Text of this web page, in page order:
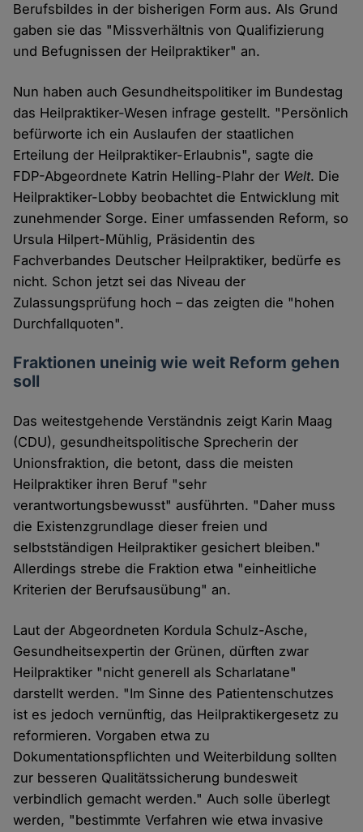
Berufsbildes in der bisherigen Form aus. Als Grund
gaben sie das "Missverhältnis von Qualifizierung
und Befugnissen der Heilpraktiker" an.
Nun haben auch Gesundheitspolitiker im Bundestag
das Heilpraktiker-Wesen infrage gestellt. "Persönlich
befürworte ich ein Auslaufen der staatlichen
Erteilung der Heilpraktiker-Erlaubnis", sagte die
FDP-Abgeordnete Katrin Helling-Plahr der Welt. Die
Heilpraktiker-Lobby beobachtet die Entwicklung mit
zunehmender Sorge. Einer umfassenden Reform, so
Ursula Hilpert-Mühlig, Präsidentin des
Fachverbandes Deutscher Heilpraktiker, bedürfe es
nicht. Schon jetzt sei das Niveau der
Zulassungsprüfung hoch – das zeigten die "hohen
Durchfallquoten".
Fraktionen uneinig wie weit Reform gehen
soll
Das weitestgehende Verständnis zeigt Karin Maag
(CDU), gesundheitspolitische Sprecherin der
Unionsfraktion, die betont, dass die meisten
Heilpraktiker ihren Beruf "sehr
verantwortungsbewusst" ausführten. "Daher muss
die Existenzgrundlage dieser freien und
selbstständigen Heilpraktiker gesichert bleiben."
Allerdings strebe die Fraktion etwa "einheitliche
Kriterien der Berufsausübung" an.
Laut der Abgeordneten Kordula Schulz-Asche,
Gesundheitsexpertin der Grünen, dürften zwar
Heilpraktiker "nicht generell als Scharlatane"
darstellt werden. "Im Sinne des Patientenschutzes
ist es jedoch vernünftig, das Heilpraktikergesetz zu
reformieren. Vorgaben etwa zu
Dokumentationspflichten und Weiterbildung sollten
zur besseren Qualitätssicherung bundesweit
verbindlich gemacht werden." Auch solle überlegt
werden, "bestimmte Verfahren wie etwa invasive